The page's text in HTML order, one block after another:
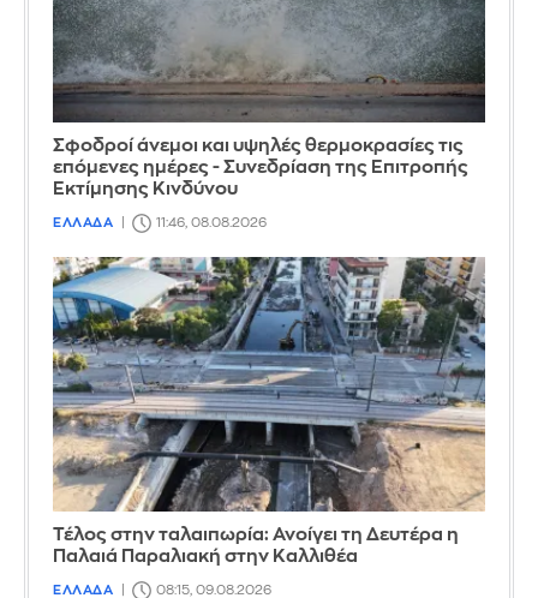
Σφοδροί άνεμοι και υψηλές θερμοκρασίες τις
επόμενες ημέρες - Συνεδρίαση της Επιτροπής
Εκτίμησης Κινδύνου
ΕΛΛΑΔΑ 11:46, 08.08.2026
Τέλος στην ταλαιπωρία: Ανοίγει τη Δευτέρα η
Παλαιά Παραλιακή στην Καλλιθέα
ΕΛΛΑΔΑ 08:15, 09.08.2026